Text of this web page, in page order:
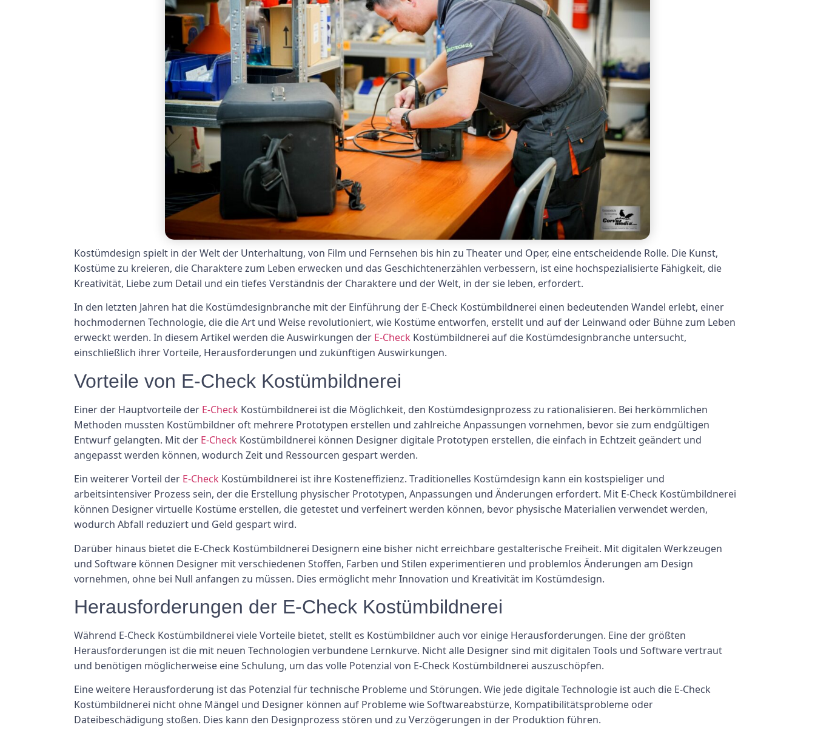
Kostümdesign spielt in der Welt der Unterhaltung, von Film und Fernsehen bis hin zu Theater und Oper, eine entscheidende Rolle. Die Kunst,
Kostüme zu kreieren, die Charaktere zum Leben erwecken und das Geschichtenerzählen verbessern, ist eine hochspezialisierte Fähigkeit, die
Kreativität, Liebe zum Detail und ein tiefes Verständnis der Charaktere und der Welt, in der sie leben, erfordert.
In den letzten Jahren hat die Kostümdesignbranche mit der Einführung der E-Check Kostümbildnerei einen bedeutenden Wandel erlebt, einer
hochmodernen Technologie, die die Art und Weise revolutioniert, wie Kostüme entworfen, erstellt und auf der Leinwand oder Bühne zum Leben
erweckt werden. In diesem Artikel werden die Auswirkungen der E-Check Kostümbildnerei auf die Kostümdesignbranche untersucht,
einschließlich ihrer Vorteile, Herausforderungen und zukünftigen Auswirkungen.
Vorteile von E-Check Kostümbildnerei
Einer der Hauptvorteile der E-Check Kostümbildnerei ist die Möglichkeit, den Kostümdesignprozess zu rationalisieren. Bei herkömmlichen
Methoden mussten Kostümbildner oft mehrere Prototypen erstellen und zahlreiche Anpassungen vornehmen, bevor sie zum endgültigen
Entwurf gelangten. Mit der E-Check Kostümbildnerei können Designer digitale Prototypen erstellen, die einfach in Echtzeit geändert und
angepasst werden können, wodurch Zeit und Ressourcen gespart werden.
Ein weiterer Vorteil der E-Check Kostümbildnerei ist ihre Kosteneffizienz. Traditionelles Kostümdesign kann ein kostspieliger und
arbeitsintensiver Prozess sein, der die Erstellung physischer Prototypen, Anpassungen und Änderungen erfordert. Mit E-Check Kostümbildnerei
können Designer virtuelle Kostüme erstellen, die getestet und verfeinert werden können, bevor physische Materialien verwendet werden,
wodurch Abfall reduziert und Geld gespart wird.
Darüber hinaus bietet die E-Check Kostümbildnerei Designern eine bisher nicht erreichbare gestalterische Freiheit. Mit digitalen Werkzeugen
und Software können Designer mit verschiedenen Stoffen, Farben und Stilen experimentieren und problemlos Änderungen am Design
vornehmen, ohne bei Null anfangen zu müssen. Dies ermöglicht mehr Innovation und Kreativität im Kostümdesign.
Herausforderungen der E-Check Kostümbildnerei
Während E-Check Kostümbildnerei viele Vorteile bietet, stellt es Kostümbildner auch vor einige Herausforderungen. Eine der größten
Herausforderungen ist die mit neuen Technologien verbundene Lernkurve. Nicht alle Designer sind mit digitalen Tools und Software vertraut
und benötigen möglicherweise eine Schulung, um das volle Potenzial von E-Check Kostümbildnerei auszuschöpfen.
Eine weitere Herausforderung ist das Potenzial für technische Probleme und Störungen. Wie jede digitale Technologie ist auch die E-Check
Kostümbildnerei nicht ohne Mängel und Designer können auf Probleme wie Softwareabstürze, Kompatibilitätsprobleme oder
Dateibeschädigung stoßen. Dies kann den Designprozess stören und zu Verzögerungen in der Produktion führen.